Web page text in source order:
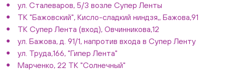
ул. Сталеваров, 5/3 возле Супер Ленты
ТК "Бажовский", Кисло-сладкий ниндзя,, Бажова,91
ТК Супер Лента (вход), Овчинникова,12
ул. Бажова, д. 91/1, напротив входа в Супер Ленту
ул. Труда,166, "Гипер Лента"
Марченко, 22 ТК "Солнечный"